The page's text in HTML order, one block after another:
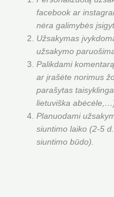
facebook ar
nėra galimybės
Užsakymas
užsakymo
Palikdami
ar įrašėte norimus
parašytas
lietuviška
Planuodami
siuntimo laiko (2-5
siuntimo būdo).